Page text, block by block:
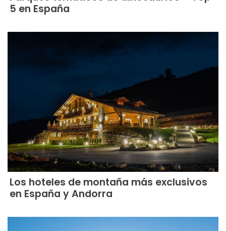
5 en España
Los hoteles de montaña más exclusivos
en España y Andorra